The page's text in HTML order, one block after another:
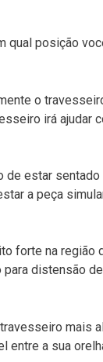
posição
o
irá ajudar
estar
a peça
forte na região
distensão
mais
entre a sua